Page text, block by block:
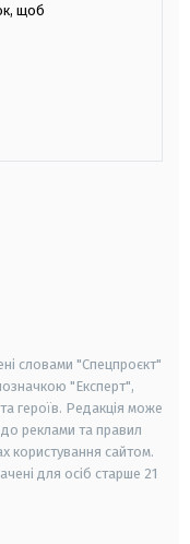
щоб
словами "Спецпроєкт"
"Експерт",
героїв. Редакція може
реклами та правил
користування сайтом.
для осіб старше 21